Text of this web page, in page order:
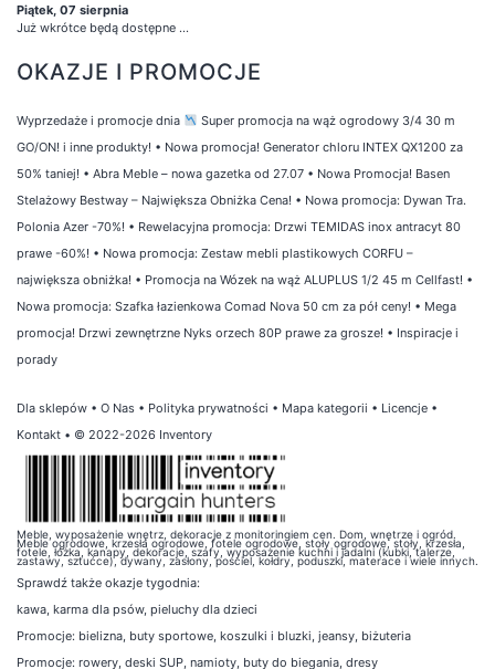
Piątek, 07 sierpnia
Już wkrótce będą dostępne ...
OKAZJE I PROMOCJE
Wyprzedaże i promocje dnia
Super promocja na wąż ogrodowy 3/4 30 m
GO/ON! i inne produkty! • Nowa promocja! Generator chloru INTEX QX1200 za
50% taniej! • Abra Meble – nowa gazetka od 27.07 • Nowa Promocja! Basen
Stelażowy Bestway – Największa Obniżka Cena! • Nowa promocja: Dywan Tra.
Polonia Azer -70%! • Rewelacyjna promocja: Drzwi TEMIDAS inox antracyt 80
prawe -60%! • Nowa promocja: Zestaw mebli plastikowych CORFU –
największa obniżka! • Promocja na Wózek na wąż ALUPLUS 1/2 45 m Cellfast! •
Nowa promocja: Szafka łazienkowa Comad Nova 50 cm za pół ceny! • Mega
promocja! Drzwi zewnętrzne Nyks orzech 80P prawe za grosze! • Inspiracje i
porady
Dla sklepów • O Nas • Polityka prywatności • Mapa kategorii • Licencje •
Kontakt • © 2022-2026 Inventory
Meble, wyposażenie wnętrz, dekoracje z monitoringiem cen. Dom, wnętrze i ogród.
Meble ogrodowe, krzesła ogrodowe, fotele ogrodowe, stoły ogrodowe, stoły, krzesła,
fotele, łóżka, kanapy, dekoracje, szafy, wyposażenie kuchni i jadalni (kubki, talerze,
zastawy, sztućce), dywany, zasłony, pościel, kołdry, poduszki, materace i wiele innych.
Sprawdź także okazje tygodnia:
kawa, karma dla psów, pieluchy dla dzieci
Promocje: bielizna, buty sportowe, koszulki i bluzki, jeansy, biżuteria
Promocje: rowery, deski SUP, namioty, buty do biegania, dresy